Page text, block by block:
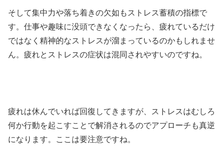
そして集中力や落ち着きの欠如もストレス蓄積の指標で
す。仕事や趣味に没頭できなくなったら、疲れているだけ
ではなく精神的なストレスが溜まっているのかもしれませ
ん。疲れとストレスの症状は混同されやすいのですね。
疲れは休んでいれば回復してきますが、ストレスはむしろ
何か行動を起こすことで解消されるのでアプローチも真逆
になります。ここは要注意ですね。